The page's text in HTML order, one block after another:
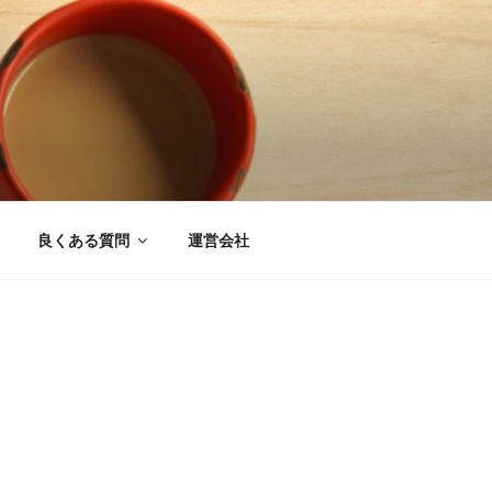
良くある質問 運営会社